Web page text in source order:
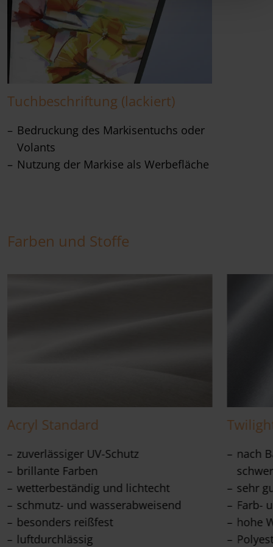
Tuchbeschriftung (lackiert)
Bedruckung des Markisentuchs oder
Volants
Nutzung der Markise als Werbefläche
Farben und Stoffe
Acryl Standard
zuverlässiger UV-Schutz
brillante Farben
wetterbeständig und lichtecht
schmutz- und wasserabweisend
besonders reißfest
luftdurchlässig
nach
sehr
Farb-
hohe